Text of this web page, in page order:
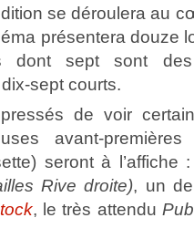
se déroulera au
présentera douze
dont sept sont
sept courts.
de voir
avant-
seront à l’affiche
Rive droite), un
, le très attendu